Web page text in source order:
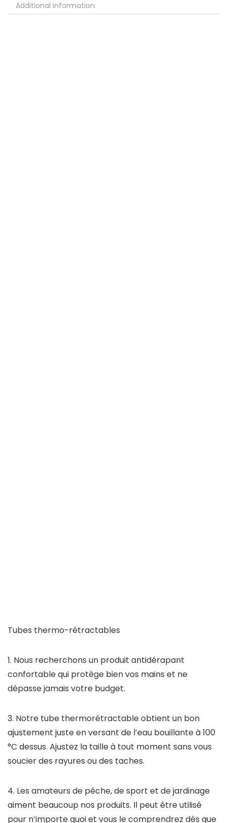
Additional information
Tubes thermo-rétractables
1. Nous recherchons un produit antidérapant
confortable qui protège bien vos mains et ne
dépasse jamais votre budget.
3. Notre tube thermorétractable obtient un bon
ajustement juste en versant de l’eau bouillante à 100
°C dessus. Ajustez la taille à tout moment sans vous
soucier des rayures ou des taches.
4. Les amateurs de pêche, de sport et de jardinage
aiment beaucoup nos produits. Il peut être utilisé
pour n’importe quoi et vous le comprendrez dès que